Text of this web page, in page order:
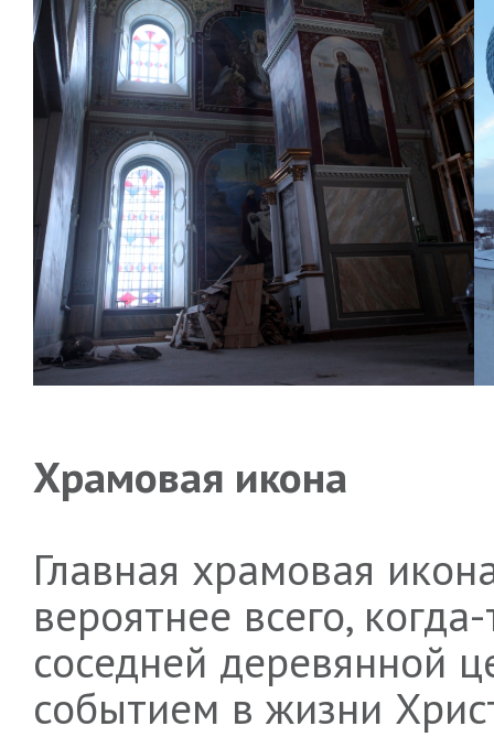
Храмовая икона
Главная храмовая
вероятнее всего,
соседней деревянной
событием в жизни